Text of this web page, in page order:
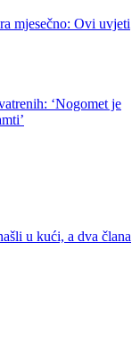
mjesečno: Ovi uvjeti
‘Nogomet je
u kući, a dva člana